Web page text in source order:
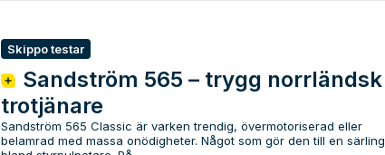
Skippo testar
Sandström 565 – trygg norrländsk
trotjänare
Sandström 565 Classic är varken trendig, övermotoriserad eller
belamrad med massa onödigheter. Något som gör den till en särling